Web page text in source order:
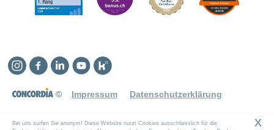
Bei uns surfen Sie anonym! Diese Website nutzt Cookies ausschliesslich für die
X
© Impressum Datenschutzerklärung
Instagram
Facebook
LinkedinYouTube
Kununu